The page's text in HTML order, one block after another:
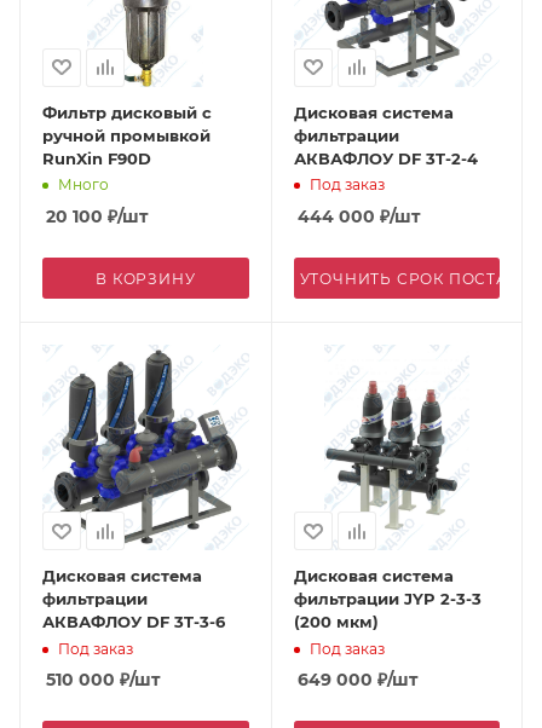
Фильтр дисковый с
ручной промывкой
RunXin F90D
Много
20 100 ₽/шт
В КОРЗИНУ
Дисковая система
фильтрации
АКВАФЛОУ DF 3T-2-4
Под заказ
444 000 ₽/шт
УТОЧНИТЬ СРОК
Дисковая система
фильтрации
АКВАФЛОУ DF 3T-3-6
Под заказ
510 000 ₽/шт
Дисковая система
фильтрации JYP 2-3-3
(200 мкм)
Под заказ
649 000 ₽/шт